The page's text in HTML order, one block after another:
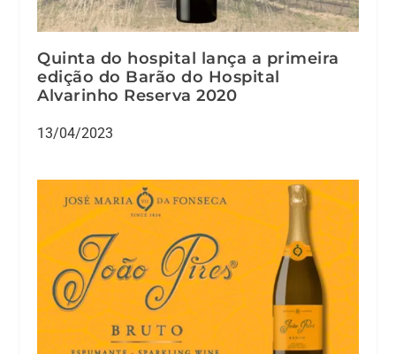
Quinta do hospital lança a primeira
edição do Barão do Hospital
Alvarinho Reserva 2020
13/04/2023